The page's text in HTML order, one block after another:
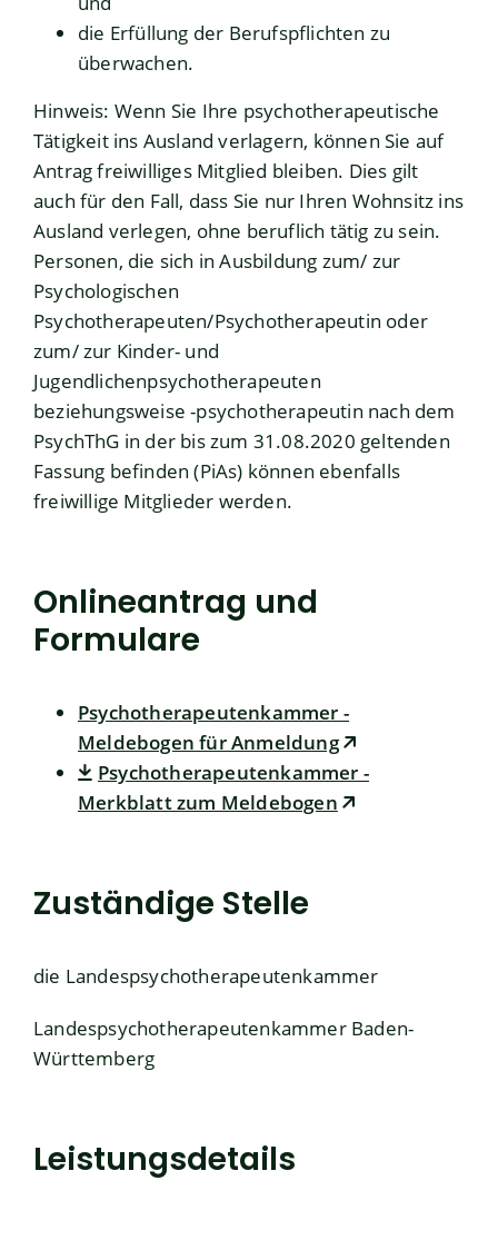
die Erfüllung der Berufspflichten zu
überwachen.
Hinweis: Wenn Sie Ihre psychotherapeutische
Tätigkeit ins Ausland verlagern, können Sie auf
Antrag freiwilliges Mitglied bleiben. Dies gilt
auch für den Fall, dass Sie nur Ihren Wohnsitz ins
Ausland verlegen, ohne beruflich tätig zu sein.
Personen, die sich in Ausbildung zum/ zur
Psychologischen
Psychotherapeuten/Psychotherapeutin oder
zum/ zur Kinder- und
Jugendlichenpsychotherapeuten
beziehungsweise -psychotherapeutin nach dem
PsychThG in der bis zum 31.08.2020 geltenden
Fassung befinden (PiAs) können ebenfalls
freiwillige Mitglieder werden.
Onlineantrag und
Formulare
Psychotherapeutenkammer -
Meldebogen für Anmeldung
Psychotherapeutenkammer -
Merkblatt zum Meldebogen
Zuständige Stelle
die Landespsychotherapeutenkammer
Landespsychotherapeutenkammer Baden-
Württemberg
Leistungsdetails